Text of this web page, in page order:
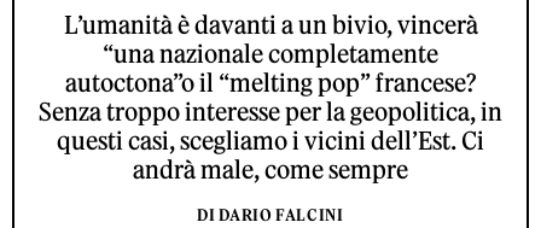
L’umanità è davanti a un bivio, vincerà
“una nazionale completamente
autoctona”o il “melting pop” francese?
Senza troppo interesse per la geopolitica, in
questi casi, scegliamo i vicini dell’Est. Ci
andrà male, come sempre
DI DARIO FALCINI